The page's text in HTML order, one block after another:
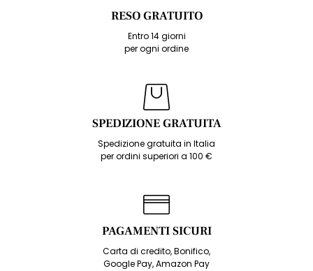
RESO GRATUITO
Entro 14 giorni
per ogni ordine
SPEDIZIONE GRATUITA
Spedizione gratuita in Italia
per ordini superiori a 100 €
PAGAMENTI SICURI
Carta di credito, Bonifico,
Google Pay, Amazon Pay